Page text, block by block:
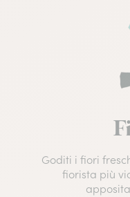
Goditi i fiori
fiorista più